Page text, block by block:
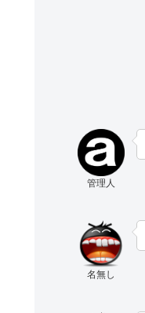
管理人
名無し